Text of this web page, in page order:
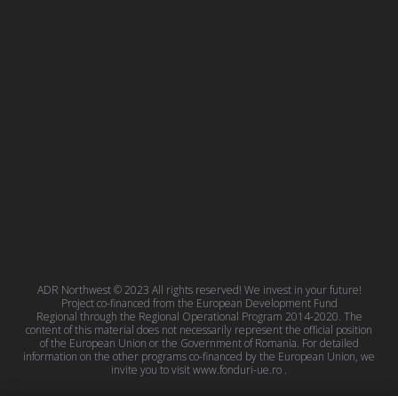
ADR Northwest © 2023 All rights reserved! We invest in your future!
Project co-financed from the European Development Fund
Regional through the Regional Operational Program 2014-2020. The
content of this material does not necessarily represent the official position
of the European Union or the Government of Romania. For detailed
information on the other programs co-financed by the European Union, we
invite you to visitwww.fonduri-ue.ro .